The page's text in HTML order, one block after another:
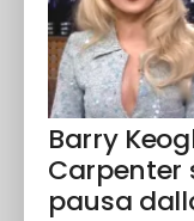
Barry
Carpenter
pausa